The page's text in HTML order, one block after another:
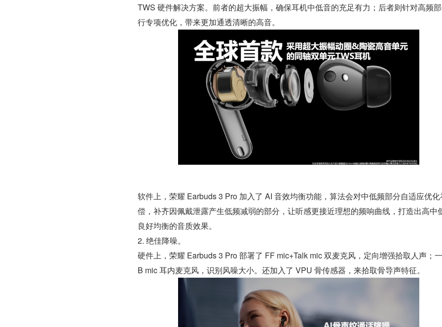
TWS 硬件解决方案。前者的超大振幅，确保耳机中低音的充足有力；后者则针对高频
行专项优化，带来更加通透清晰的高音。
软件上，荣耀 Earbuds 3 Pro 加入了 AI 音效均衡功能，算法会对中低频部分自适应优
偿，补齐因佩戴泄露产生低频减弱的部分，让听感更接近理想的频响曲线，打造出高中
良好均衡的音质效果。
2. 绝佳降噪。
硬件上，荣耀 Earbuds 3 Pro 部署了 FF mic+Talk mic 双麦克风，定向增强拾取人声；
B mic 耳内麦克风，识别风噪大小。还加入了 VPU 骨传感器，来拾取骨导声特征。